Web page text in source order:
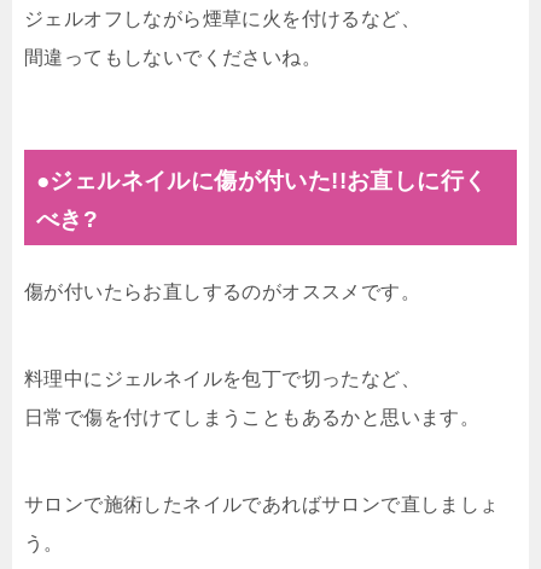
ジェルオフしながら煙草に火を付けるなど、
間違ってもしないでくださいね。
●ジェルネイルに傷が付いた!!お直しに行く
べき?
傷が付いたらお直しするのがオススメです。
料理中にジェルネイルを包丁で切ったなど、
日常で傷を付けてしまうこともあるかと思います。
サロンで施術したネイルであればサロンで直しましょ
う。